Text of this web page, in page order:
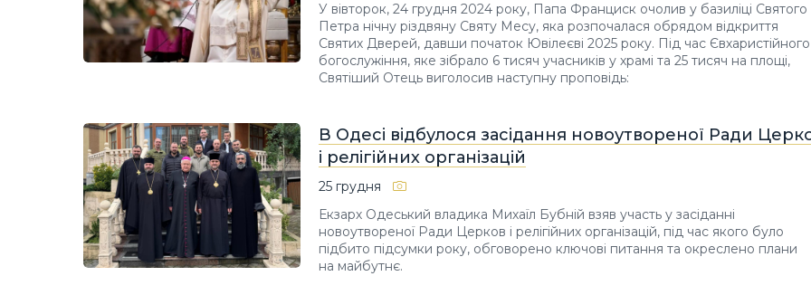
У вівторок, 24 грудня 2024 року, Папа Франциск очолив у базиліці Святого
Петра нічну різдвяну Святу Месу, яка розпочалася обрядом відкриття
Святих Дверей, давши початок Ювілеєві 2025 року. Під час Євхаристійного
богослужіння, яке зібрало 6 тисяч учасників у храмі та 25 тисяч на площі,
Святіший Отець виголосив наступну проповідь:
В Одесі відбулося засідання новоутвореної Ради
і релігійних організацій
25 грудня
Екзарх Одеський владика Михаїл Бубній взяв участь у засіданні
новоутвореної Ради Церков і релігійних організацій, під час якого було
підбито підсумки року, обговорено ключові питання та окреслено плани
на майбутнє.